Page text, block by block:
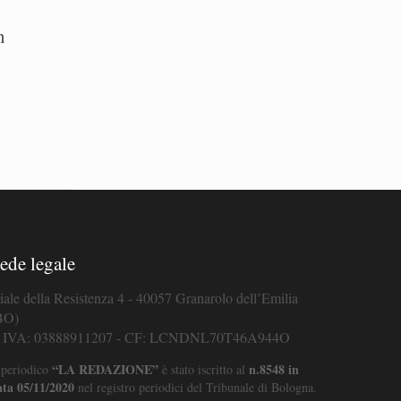
legale
della Resistenza 4 - 40057 Granarolo dell’Emilia
IVA: 03888911207 - CF: LCNDNL70T46A944O
“LA REDAZIONE”è stato iscritto al n.8548 in
05/11/2020nel registro periodici del Tribunale di Bologna.